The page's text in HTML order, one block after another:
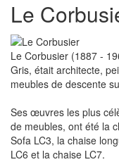
Le
Le Corbusier (1887 -
Gris, était architecte,
meubles de descente
Ses œuvres les plus
de meubles, ont été la
Sofa LC3, la chaise
LC6 et la chaise LC7.